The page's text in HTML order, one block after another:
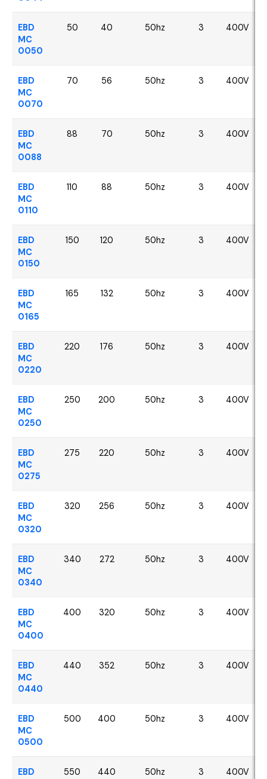
EBD
MC
0050
50 40 50hz 3 400V
EBD
MC
0070
70 56 50hz 3 400V
EBD
MC
0088
88 70 50hz 3 400V
EBD
MC
0110
110 88 50hz 3 400V
EBD
MC
0150
150 120 50hz 3 400V
EBD
MC
0165
165 132 50hz 3 400V
EBD
MC
0220
220 176 50hz 3 400V
EBD
MC
0250
250 200 50hz 3 400V
EBD
MC
0275
275 220 50hz 3 400V
EBD
MC
0320
320 256 50hz 3 400V
EBD
MC
0340
340 272 50hz 3 400V
EBD
MC
0400
400 320 50hz 3 400V
EBD
MC
0440
440 352 50hz 3 400V
EBD
MC
0500
500 400 50hz 3 400V
EBD
550 440 50hz 3 400V